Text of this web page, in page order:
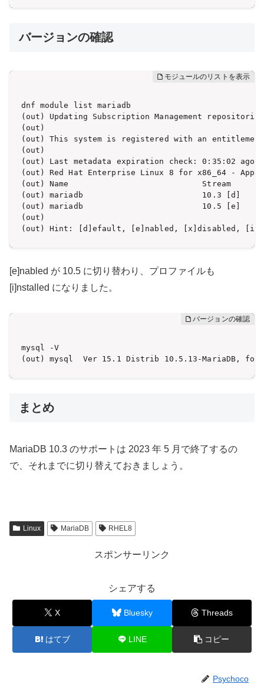
バージョンの確認
dnf module list mariadb
(out) Updating Subscription Management
(out)
(out) This system is registered with an
(out)
(out) Last metadata expiration check: 0:35:02 ago
(out) Red Hat Enterprise Linux 8 for x86_64 -
(out) Name                            Stream
(out) mariadb                         10.3 [d]
(out) mariadb                         10.5 [e]
(out)
(out) Hint: [d]efault, [e]nabled, [x]disabled,
[e]nabled が 10.5 に切り替わり、プロファイルも
[i]nstalled になりました。
mysql -V
(out) mysql  Ver 15.1 Distrib 10.5.13-MariaDB, for
まとめ
MariaDB 10.3 のサポートは 2023 年 5 月で終了するの
で、それまでに切り替えておきましょう。
Linux MariaDB RHEL8
スポンサーリンク
シェアする
X Bluesky Threads
はてブ LINE コピー
Psychoco